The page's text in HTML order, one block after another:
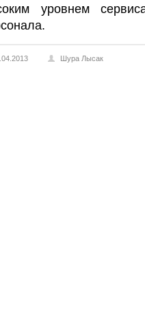
уровнем
Шура Лысак